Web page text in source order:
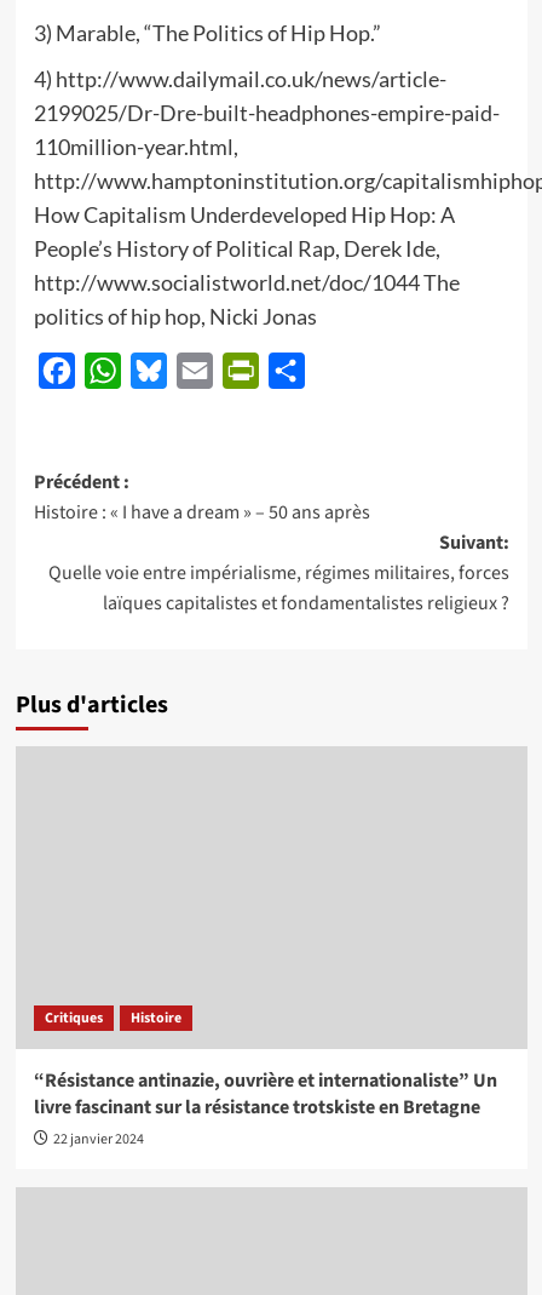
3) Marable, “The Politics of Hip Hop.”
4) http://www.dailymail.co.uk/news/article-
2199025/Dr-Dre-built-headphones-empire-paid-
110million-year.html,
http://www.hamptoninstitution.org/
How Capitalism Underdeveloped Hip Hop: A
People’s History of Political Rap, Derek Ide,
http://www.socialistworld.net/doc/1044 The
politics of hip hop, Nicki Jonas
FacebookWhatsApp
BlueskyEmail PrintFriendly
Navigation
d’article
Précédent :
Histoire : « I have a dream » – 50 ans après
Suivant:
Quelle voie entre impérialisme, régimes militaires, forces
laïques capitalistes et fondamentalistes religieux ?
Plus d'articles
Critiques Histoire
“Résistance antinazie, ouvrière et internationaliste” Un
livre fascinant sur la résistance trotskiste en Bretagne
22 janvier 2024